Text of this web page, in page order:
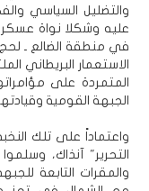
والتضليل السياسي
عليه وشكلا نواة
في منطقة الضالع ـ
الاستعمار البريطاني
المتمردة على
الجبهة القومية
واعتماداً على تلك
التحرير" آنذاك،
والمقرات التابعة